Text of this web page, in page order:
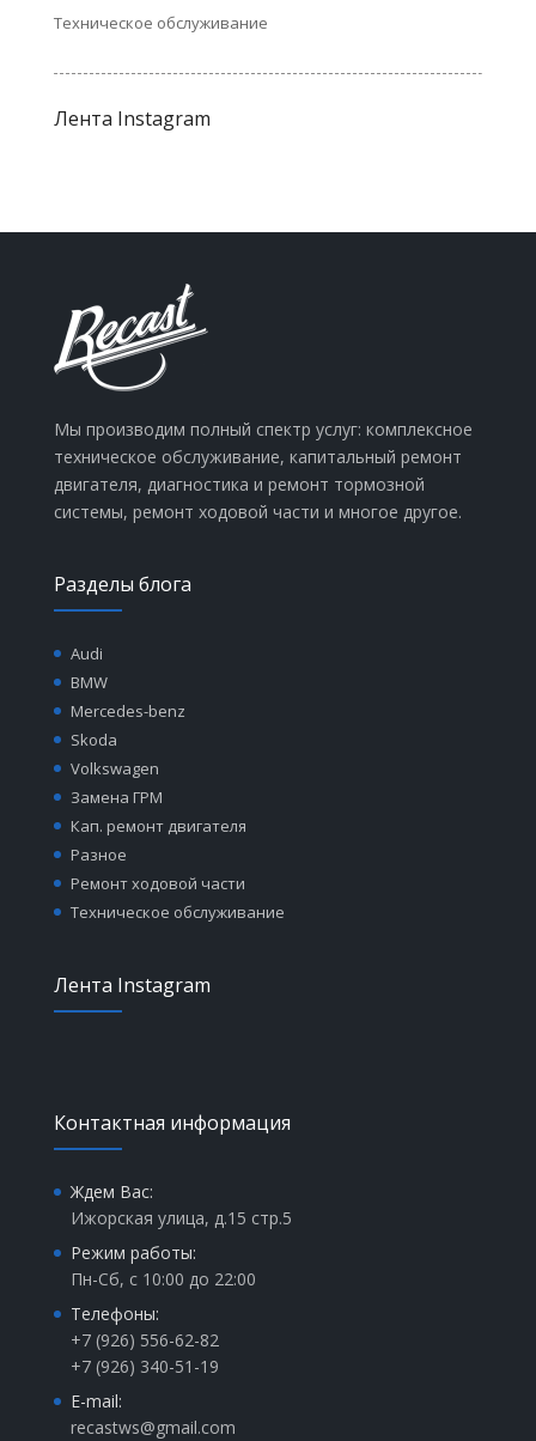
Техническое обслуживание
Лента Instagram
Мы производим полный спектр услуг: комплексное
техническое обслуживание, капитальный ремонт
двигателя, диагностика и ремонт тормозной
системы, ремонт ходовой части и многое другое.
Разделы блога
Audi
BMW
Mercedes-benz
Skoda
Volkswagen
Замена ГРМ
Кап. ремонт двигателя
Разное
Ремонт ходовой части
Техническое обслуживание
Лента Instagram
Контактная информация
Ждем Вас:
Ижорская улица, д.15 стр.5
Режим работы:
Пн-Сб, с 10:00 до 22:00
Телефоны:
+7 (926) 556-62-82
+7 (926) 340-51-19
E-mail:
recastws@gmail.com